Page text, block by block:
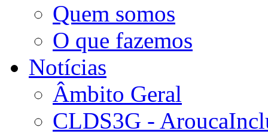
Quem somos
O que fazemos
Notícias
Âmbito Geral
CLDS3G -